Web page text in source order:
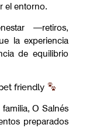
el entorno.
—retiros,
la experiencia
de equilibrio
friendly
O Salnés
preparados